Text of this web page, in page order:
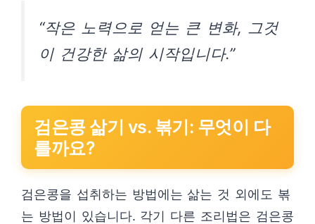
“작은 노력으로 얻는 큰 변화, 그것
이 건강한 삶의 시작입니다.”
검은콩 삶기 vs. 볶기: 무엇이 다
를까요?
검은콩을 섭취하는 방법에는 삶는 것 외에도 볶
는 방법이 있습니다. 각기 다른 조리법은 검은콩